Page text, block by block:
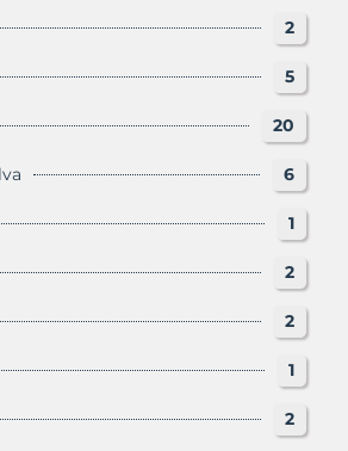
2
5
20
6
1
2
2
1
2